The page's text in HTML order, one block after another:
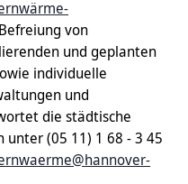
von
und geplanten
individuelle
und
die städtische
(05 11) 1 68 - 3 45